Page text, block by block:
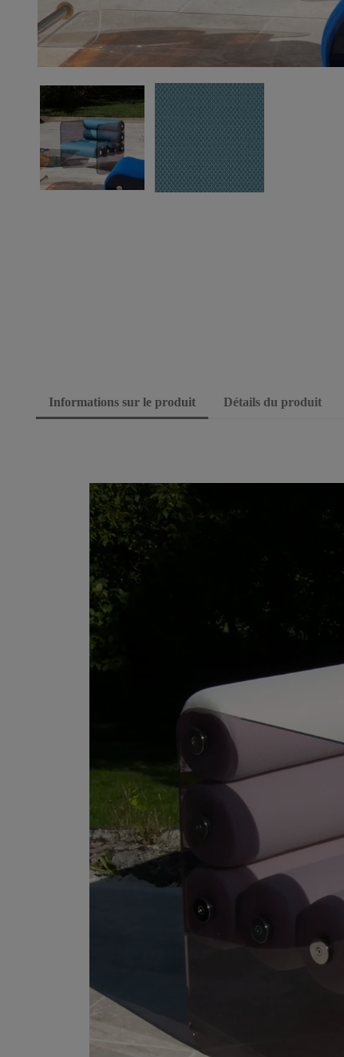
Informations sur le produit Détails du produit